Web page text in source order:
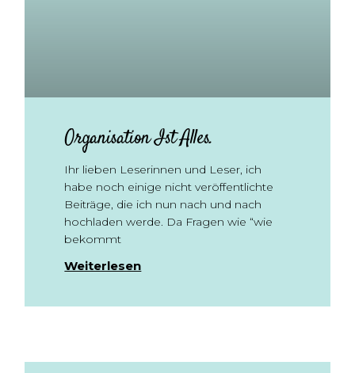
Organisation Ist Alles.
Ihr lieben Leserinnen und Leser, ich
habe noch einige nicht veröffentlichte
Beiträge, die ich nun nach und nach
hochladen werde. Da Fragen wie “wie
bekommt
Weiterlesen